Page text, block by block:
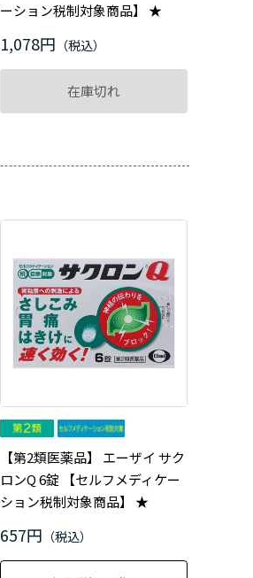
ーション税制対象商品】 ★
1,078円
在庫切れ
【第2類医薬品】 エーザイ サク
ロンQ 6錠 【セルフメディケー
ション税制対象商品】 ★
657円